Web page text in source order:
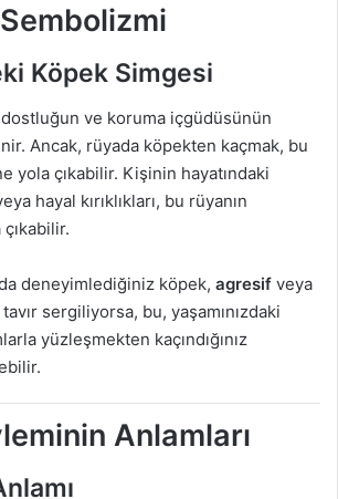
Köpek Simgesi
ve koruma içgüdüsünün
Ancak, rüyada köpekten kaçmak, bu
yola çıkabilir. Kişinin hayatındaki
hayal kırıklıkları, bu rüyanın
deneyimlediğiniz köpek, agresif veya
sergiliyorsa, bu, yaşamınızdaki
yüzleşmekten kaçındığınız
Anlamları